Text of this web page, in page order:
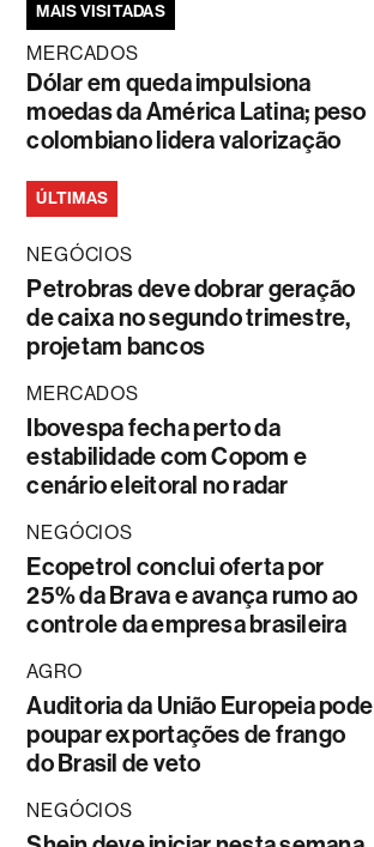
MAIS VISITADAS
MERCADOS
Dólar em queda impulsiona
moedas da América Latina; peso
colombiano lidera valorização
ÚLTIMAS
NEGÓCIOS
Petrobras deve dobrar geração
de caixa no segundo trimestre,
projetam bancos
MERCADOS
Ibovespa fecha perto da
estabilidade com Copom e
cenário eleitoral no radar
NEGÓCIOS
Ecopetrol conclui oferta por
25% da Brava e avança rumo ao
controle da empresa brasileira
AGRO
Auditoria da União Europeia pode
poupar exportações de frango
do Brasil de veto
NEGÓCIOS